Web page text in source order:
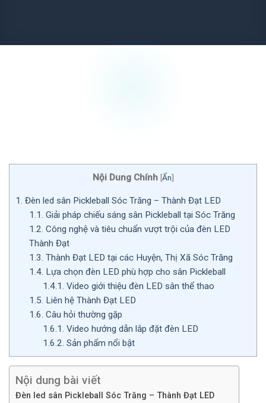
Nội Dung Chính [Ẩn]
1. Đèn led sân Pickleball Sóc Trăng – Thành Đạt LED
1.1. Giải pháp chiếu sáng sân Pickleball tại Sóc Trăng
1.2. Công nghệ và tiêu chuẩn vượt trội của đèn LED
Thành Đạt
1.3. Thành Đạt LED tại các Huyện, Thị Xã Sóc Trăng
1.4. Lựa chọn đèn LED phù hợp cho sân Pickleball
1.4.1. Video giới thiệu đèn LED sân thể thao
1.5. Liên hệ Thành Đạt LED
1.6. Câu hỏi thường gặp
1.6.1. Video hướng dẫn lắp đặt đèn LED
1.6.2. Sản phẩm nổi bật
Nội dung bài viết
Đèn led sân Pickleball Sóc Trăng – Thành Đạt LED